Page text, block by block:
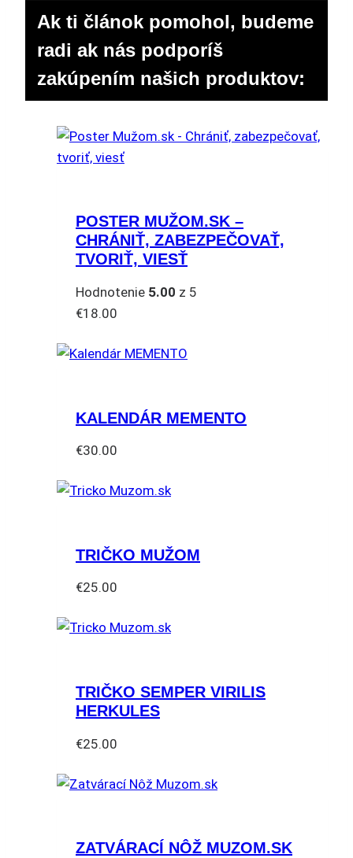
Ak ti článok pomohol, budeme
radi ak nás podporíš
zakúpením našich produktov:
POSTER MUŽOM.SK –
CHRÁNIŤ, ZABEZPEČOVAŤ,
TVORIŤ, VIESŤ
Hodnotenie 5.00 z 5
€18.00
KALENDÁR MEMENTO
€30.00
TRIČKO MUŽOM
€25.00
produkt
variantov.
Možnosti
si
vybrať
produktu.
TRIČKO SEMPER VIRILIS
HERKULES
€25.00
produkt
variantov.
ZATVÁRACÍ NÔŽ MUZOM.SK